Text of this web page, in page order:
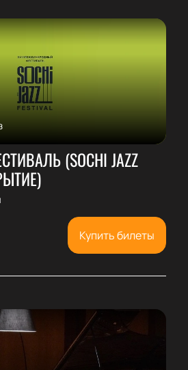
(SOCHI JAZZ
Купить билеты